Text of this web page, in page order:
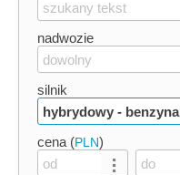
nadwozie
dowolny
silnik
hybrydowy - benzyna
cena (PLN)